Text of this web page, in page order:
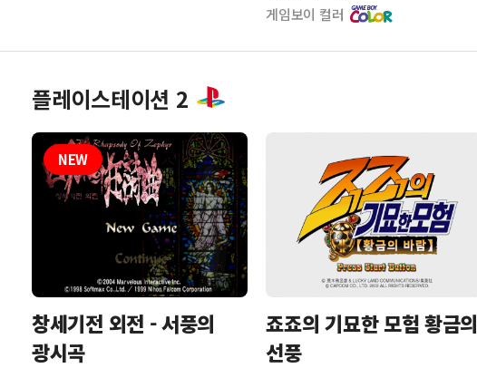
게임보이 컬러
플레이스테이션 2
창세기전 외전 - 서풍의
광시곡
죠죠의 기묘한 모험 황금의
선풍